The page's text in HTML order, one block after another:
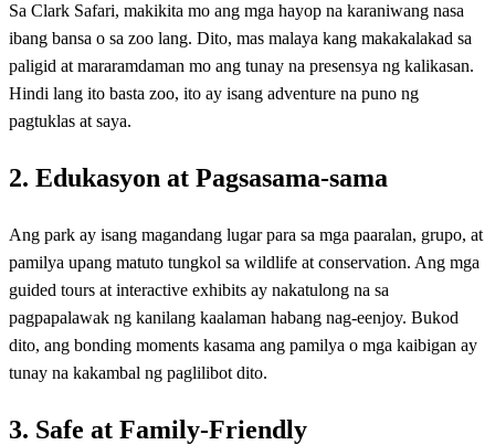
Sa Clark Safari, makikita mo ang mga hayop na karaniwang nasa
ibang bansa o sa zoo lang. Dito, mas malaya kang makakalakad sa
paligid at mararamdaman mo ang tunay na presensya ng kalikasan.
Hindi lang ito basta zoo, ito ay isang adventure na puno ng
pagtuklas at saya.
2. Edukasyon at Pagsasama-sama
Ang park ay isang magandang lugar para sa mga paaralan, grupo, at
pamilya upang matuto tungkol sa wildlife at conservation. Ang mga
guided tours at interactive exhibits ay nakatulong na sa
pagpapalawak ng kanilang kaalaman habang nag-eenjoy. Bukod
dito, ang bonding moments kasama ang pamilya o mga kaibigan ay
tunay na kakambal ng paglilibot dito.
3. Safe at Family-Friendly